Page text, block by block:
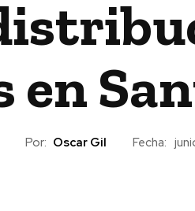
en
Por: Oscar Gil Fecha: